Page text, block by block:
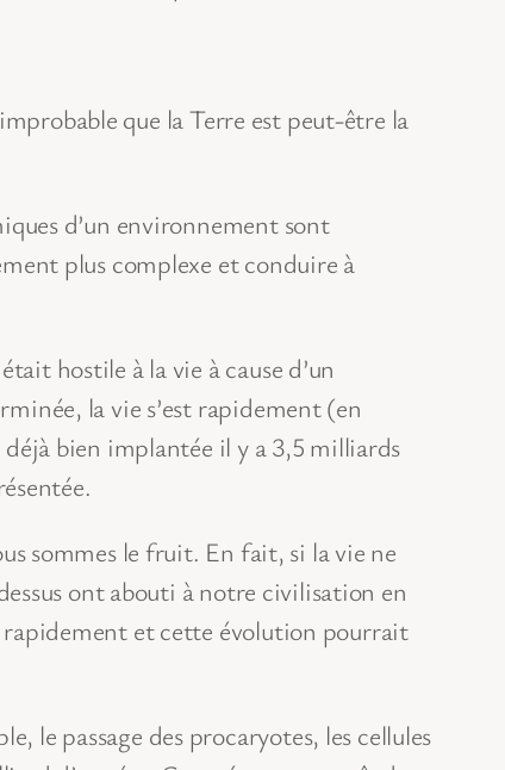
que la Terre est peut-être la
d’un environnement sont
plus complexe et conduire à
hostile à la vie à cause d’un
la vie s’est rapidement (en
déjà bien implantée il y a 3,5 milliards
sommes le fruit. En fait, si la vie ne
ont abouti à notre civilisation en
rapidement et cette évolution pourrait
le passage des procaryotes, les cellules